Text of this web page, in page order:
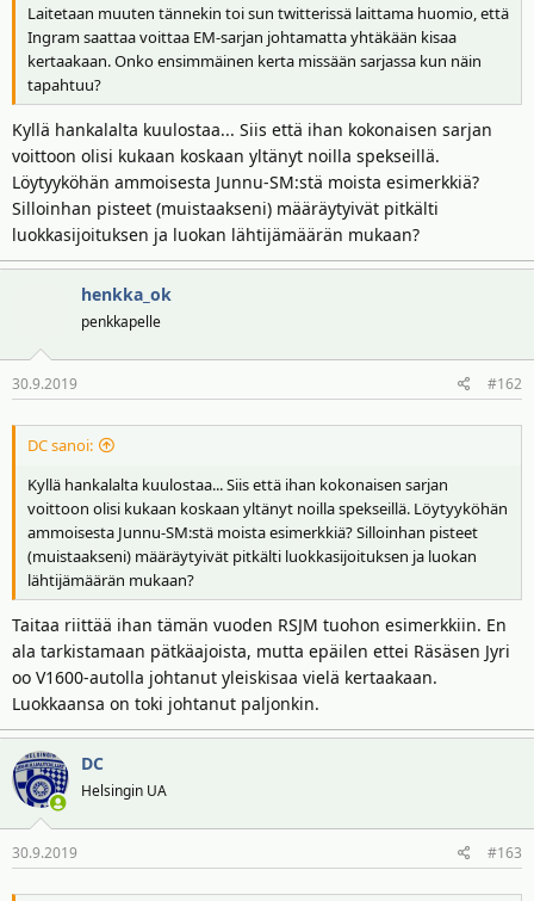
a
l
o
i
t
t
a
j
a
m
ä
ä
ä
Laitetaan muuten tännekin toi sun twitterissä laittama huomio, että
Ingram saattaa voittaa EM-sarjan johtamatta yhtäkään kisaa
kertaakaan. Onko ensimmäinen kerta missään sarjassa kun näin
tapahtuu?
Kyllä hankalalta kuulostaa... Siis että ihan kokonaisen sarjan
voittoon olisi kukaan koskaan yltänyt noilla spekseillä.
Löytyyköhän ammoisesta Junnu-SM:stä moista esimerkkiä?
Silloinhan pisteet (muistaakseni) määräytyivät pitkälti
luokkasijoituksen ja luokan lähtijämäärän mukaan?
henkka_ok
penkkapelle
30.9.2019 #162
DC sanoi:
Kyllä hankalalta kuulostaa... Siis että ihan kokonaisen sarjan
voittoon olisi kukaan koskaan yltänyt noilla spekseillä. Löytyyköhän
ammoisesta Junnu-SM:stä moista esimerkkiä? Silloinhan pisteet
(muistaakseni) määräytyivät pitkälti luokkasijoituksen ja luokan
lähtijämäärän mukaan?
Taitaa riittää ihan tämän vuoden RSJM tuohon esimerkkiin. En
ala tarkistamaan pätkäajoista, mutta epäilen ettei Räsäsen Jyri
oo V1600-autolla johtanut yleiskisaa vielä kertaakaan.
Luokkaansa on toki johtanut paljonkin.
DC
Helsingin UA
30.9.2019 #163